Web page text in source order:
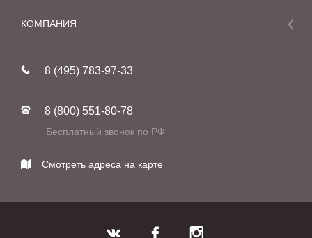
Мебель
Новинки
Фабрики
КОМПАНИЯ
Реставрация
Контакты
8 (495) 783-97-33
8 (800) 551-80-78
Бесплатный звонок по РФ
Смотреть адреса на карте